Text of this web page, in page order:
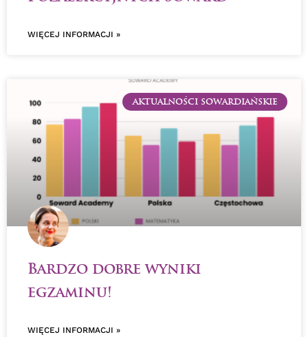
WIĘCEJ INFORMACJI »
AKTUALNOŚCI SOWARDIAŃSKIE
Bardzo dobre wyniki
egzaminu!
WIĘCEJ INFORMACJI »